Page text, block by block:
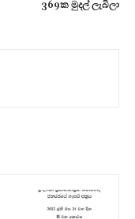
369ක මුදල් ලැබිලා